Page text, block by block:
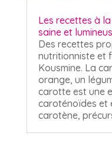
Les recettes à
saine et
Des recettes
nutritionniste et
Kousmine. La
orange, un
carotte est une
caroténoïdes et
carotène,